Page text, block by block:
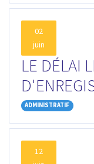
02
juin
LE DÉLAI
ADMINISTRATIF
12